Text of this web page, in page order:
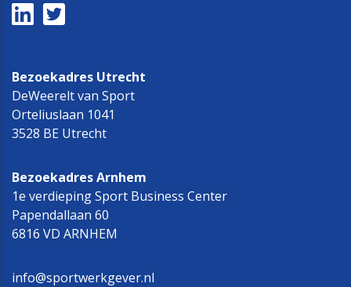
Bezoekadres Utrecht
DeWeerelt van Sport
Orteliuslaan 1041
3528 BE Utrecht
Bezoekadres Arnhem
1e verdieping Sport Business Center
Papendallaan 60
6816 VD ARNHEM
info@sportwerkgever.nl